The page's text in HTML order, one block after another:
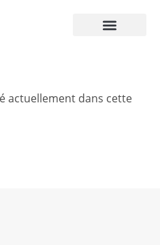
actuellement dans cette